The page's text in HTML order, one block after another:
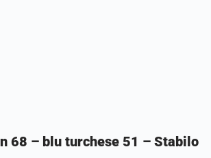
68 – blu turchese 51 – Stabilo